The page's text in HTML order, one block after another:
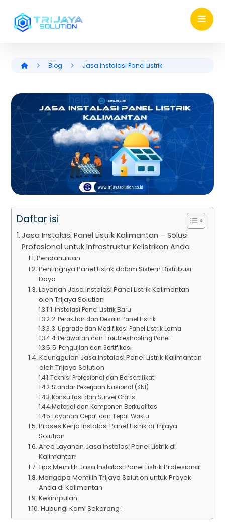
Blog Jasa Instalasi Panel Listrik
Daftar isi
Jasa Instalasi Panel Listrik Kalimantan – Solusi
Profesional untuk Infrastruktur Kelistrikan Anda
Pendahuluan
Pentingnya Panel Listrik dalam Sistem Distribusi
Daya
Layanan Jasa Instalasi Panel Listrik Kalimantan
oleh Trijaya Solution
1. Instalasi Panel Listrik Baru
2. Perakitan dan Desain Panel Listrik
3. Upgrade dan Modifikasi Panel Listrik Lama
4. Perawatan dan Troubleshooting Panel
5. Pengujian dan Sertifikasi
Keunggulan Jasa Instalasi Panel Listrik Kalimantan
oleh Trijaya Solution
Teknisi Profesional dan Bersertifikat
Standar Pekerjaan Nasional (SNI)
Konsultasi dan Survei Gratis
Material dan Komponen Berkualitas
Layanan Cepat dan Tepat Waktu
Proses Kerja Instalasi Panel Listrik di Trijaya
Solution
Area Layanan Jasa Instalasi Panel Listrik di
Kalimantan
Tips Memilih Jasa Instalasi Panel Listrik Profesional
Mengapa Memilih Trijaya Solution untuk Proyek
Anda di Kalimantan
Kesimpulan
Hubungi Kami Sekarang!